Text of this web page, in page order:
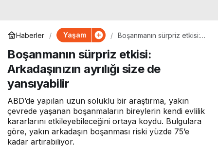
Haberler Yaşam
Boşanmanın sürpriz etkisi:
de yansıyabilir
Boşanmanın sürpriz etkisi:
Arkadaşınızın ayrılığı size de
yansıyabilir
ABD’de yapılan uzun soluklu bir araştırma, yakın
çevrede yaşanan boşanmaların bireylerin kendi evlilik
kararlarını etkileyebileceğini ortaya koydu. Bulgulara
göre, yakın arkadaşın boşanması riski yüzde 75’e
kadar artırabiliyor.